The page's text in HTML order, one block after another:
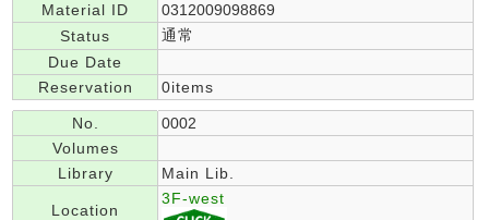
Material ID
0312009098869
Status
通常
Due Date
Reservation
0items
No.
0002
Volumes
Library
Main Lib.
Location
3F-west